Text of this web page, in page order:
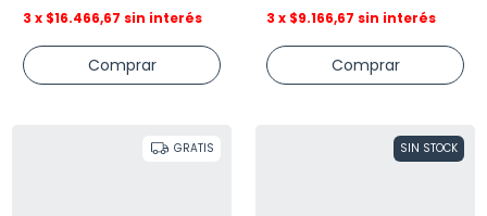
3 x $16.466,67 sin interés 3 x $9.166,67 sin interés
GRATIS SIN STOCK